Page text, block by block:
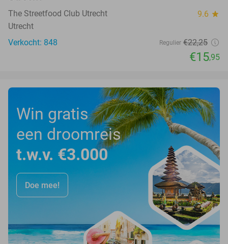
The Streetfood Club Utrecht 9.6 star
Utrecht
Verkocht: 848
Regulier €22,25
€15,95
Win gratis
een droomreis
t.w.v. €3.000
Doe mee!